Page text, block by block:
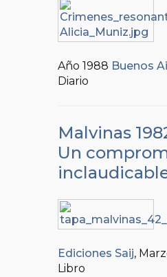
Año 1988 Buenos
Diario
Malvinas
Un
Ediciones Saij,
Libro